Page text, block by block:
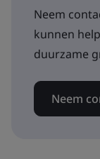
Neem
kunnen
duurzame
Neem